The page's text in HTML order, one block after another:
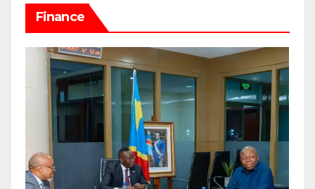
Finance